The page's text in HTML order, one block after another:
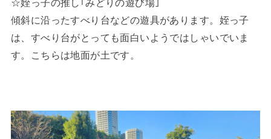
☆姪っ子の推し｢みどりの遊び場｣
傾斜に沿ったすべり台などの遊具があります。姪っ子
は、すべり台がとっても面白いようではしゃいでいま
す。こちらは地面が土です。